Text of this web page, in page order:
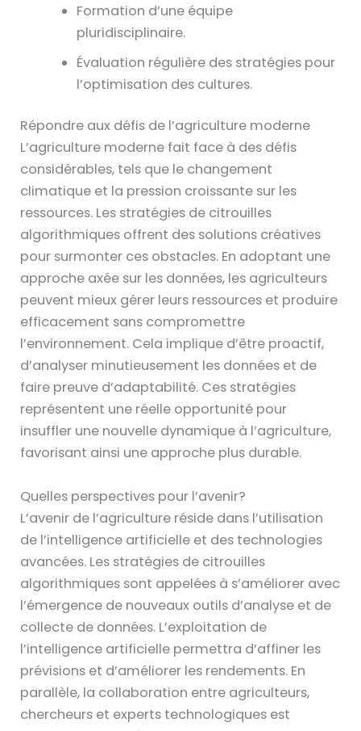
Formation d’une équipe
pluridisciplinaire.
Évaluation régulière des stratégies pour
l’optimisation des cultures.
Répondre aux défis de l’agriculture moderne
L’agriculture moderne fait face à des défis
considérables, tels que le changement
climatique et la pression croissante sur les
ressources. Les stratégies de citrouilles
algorithmiques offrent des solutions créatives
pour surmonter ces obstacles. En adoptant une
approche axée sur les données, les agriculteurs
peuvent mieux gérer leurs ressources et produire
efficacement sans compromettre
l’environnement. Cela implique d’être proactif,
d’analyser minutieusement les données et de
faire preuve d’adaptabilité. Ces stratégies
représentent une réelle opportunité pour
insuffler une nouvelle dynamique à l’agriculture,
favorisant ainsi une approche plus durable.
Quelles perspectives pour l’avenir?
L’avenir de l’agriculture réside dans l’utilisation
de l’intelligence artificielle et des technologies
avancées. Les stratégies de citrouilles
algorithmiques sont appelées à s’améliorer avec
l’émergence de nouveaux outils d’analyse et de
collecte de données. L’exploitation de
l’intelligence artificielle permettra d’affiner les
prévisions et d’améliorer les rendements. En
parallèle, la collaboration entre agriculteurs,
chercheurs et experts technologiques est